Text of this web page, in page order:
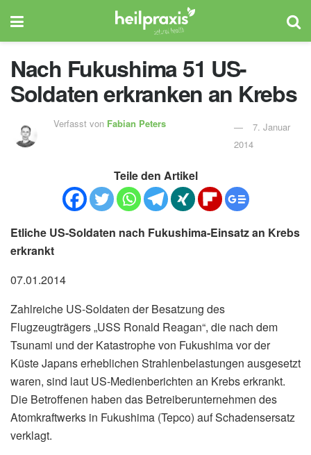
Nach Fukushima 51 US-
Soldaten erkranken an Krebs
Verfasst von Fabian Peters
7. Januar
2014
Teile den Artikel
Etliche US-Soldaten nach Fukushima-Einsatz an Krebs
erkrankt
07.01.2014
Zahlreiche US-Soldaten der Besatzung des
Flugzeugträgers „USS Ronald Reagan“, die nach dem
Tsunami und der Katastrophe von Fukushima vor der
Küste Japans erheblichen Strahlenbelastungen ausgesetzt
waren, sind laut US-Medienberichten an Krebs erkrankt.
Die Betroffenen haben das Betreiberunternehmen des
Atomkraftwerks in Fukushima (Tepco) auf Schadensersatz
verklagt.